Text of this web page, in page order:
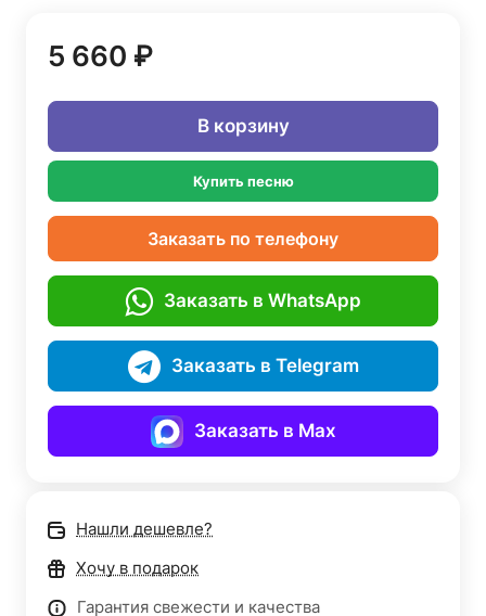
5 660 ₽
В корзину
Купить песню
Заказать по телефону
Заказать в WhatsApp
Заказать в Telegram
Заказать в Max
Нашли дешевле?
Хочу в подарок
Гарантия свежести и качества